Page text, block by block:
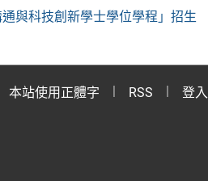
與科技創新學士學位學程」招生
本站使用正體字 RSS 登入